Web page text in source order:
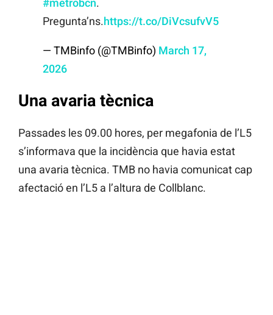
#metrobcn.
Pregunta’ns.https://t.co/DiVcsufvV5
— TMBinfo (@TMBinfo) March 17,
2026
Una avaria tècnica
Passades les 09.00 hores, per megafonia de l’L5
s’informava que la incidència que havia estat
una avaria tècnica. TMB no havia comunicat cap
afectació en l’L5 a l’altura de Collblanc.